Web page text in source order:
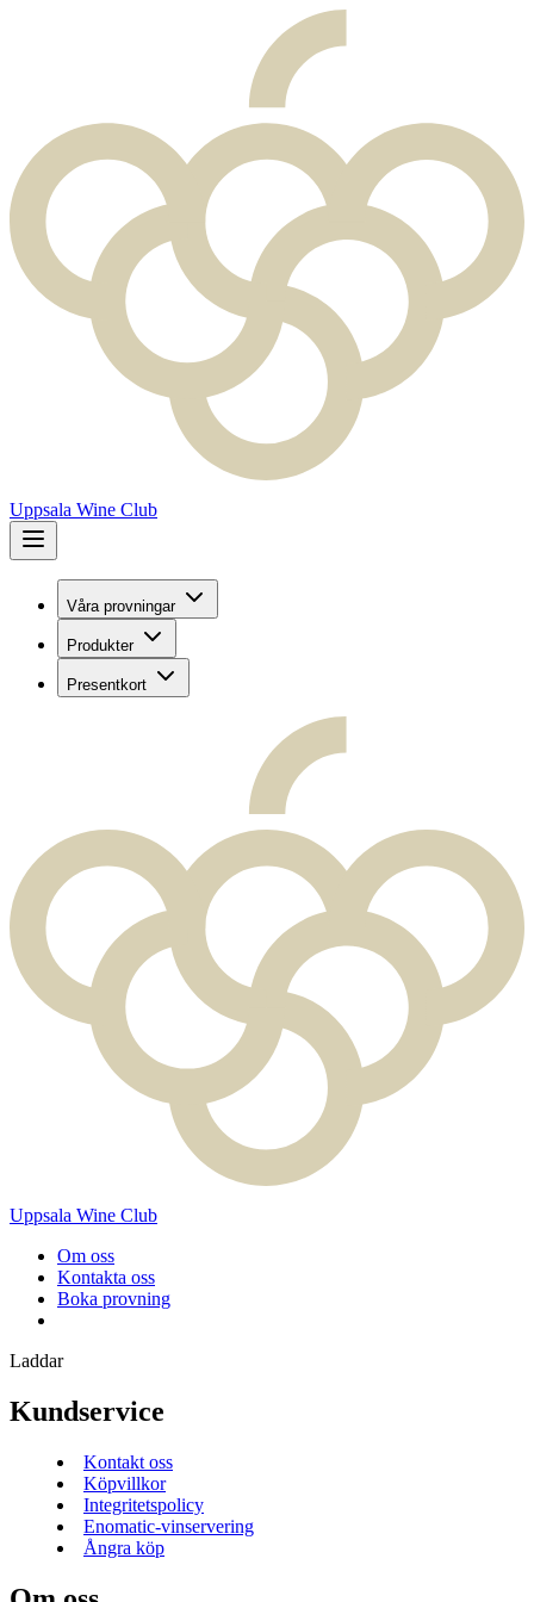
Uppsala Wine Club
Våra provningar
Produkter
Presentkort
Uppsala Wine Club
Om oss
Kontakta oss
Boka provning
Laddar
Kundservice
Kontakt oss
Köpvillkor
Integritetspolicy
Enomatic-vinservering
Ångra köp